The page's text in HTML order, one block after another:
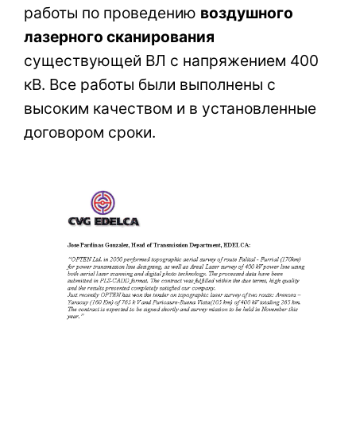
работы по проведению воздушного
лазерного сканирования
существующей ВЛ с напряжением 400
кВ. Все работы были выполнены с
высоким качеством и в установленные
договором сроки.